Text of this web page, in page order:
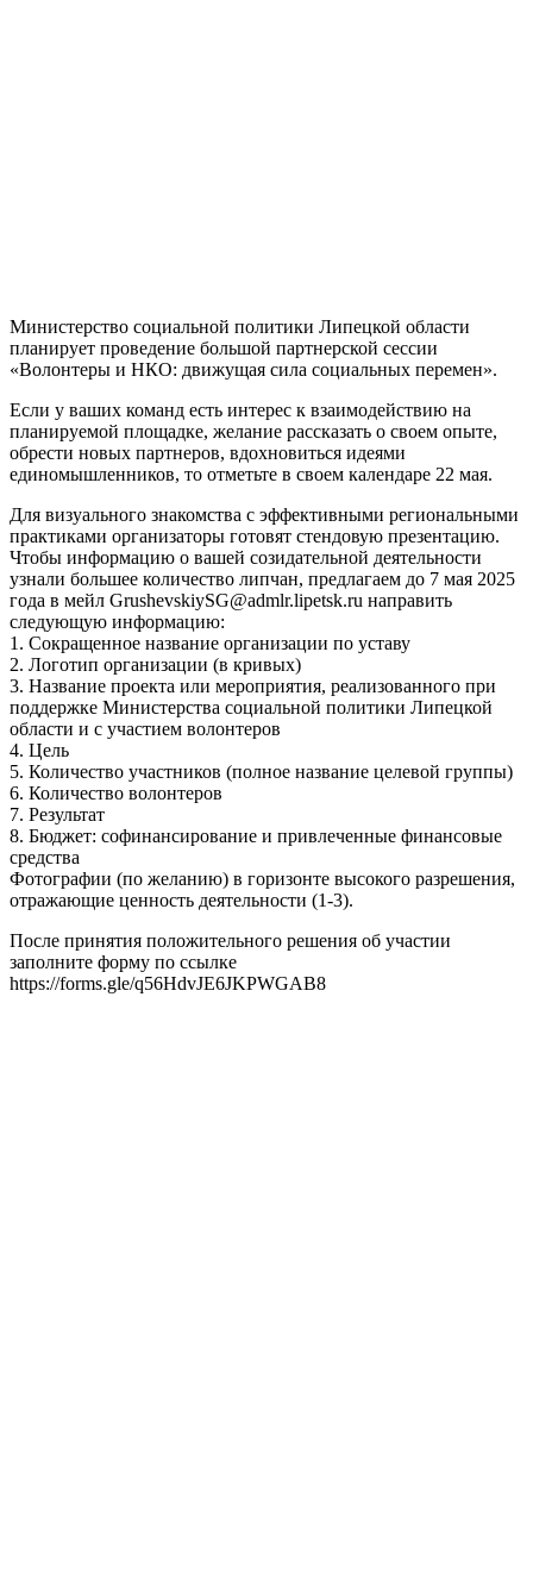
Министерство социальной политики Липецкой области
планирует проведение большой партнерской сессии
«Волонтеры и НКО: движущая сила социальных перемен».
Если у ваших команд есть интерес к взаимодействию на
планируемой площадке, желание рассказать о своем опыте,
обрести новых партнеров, вдохновиться идеями
единомышленников, то отметьте в своем календаре 22 мая.
Для визуального знакомства с эффективными региональными
практиками организаторы готовят стендовую презентацию.
Чтобы информацию о вашей созидательной деятельности
узнали большее количество липчан, предлагаем до 7 мая 2025
года в мейл GrushevskiySG@admlr.lipetsk.ru направить
следующую информацию:
1. Сокращенное название организации по уставу
2. Логотип организации (в кривых)
3. Название проекта или мероприятия, реализованного при
поддержке Министерства социальной политики Липецкой
области и с участием волонтеров
4. Цель
5. Количество участников (полное название целевой группы)
6. Количество волонтеров
7. Результат
8. Бюджет: софинансирование и привлеченные финансовые
средства
Фотографии (по желанию) в горизонте высокого разрешения,
отражающие ценность деятельности (1-3).
После принятия положительного решения об участии
заполните форму по ссылке
https://forms.gle/q56HdvJE6JKPWGAB8